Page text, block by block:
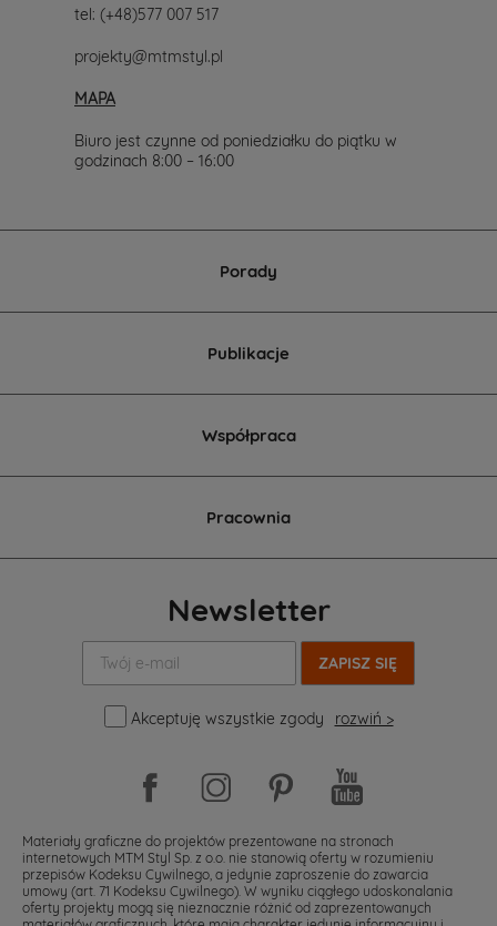
tel: (+48)577 007 517
projekty@mtmstyl.pl
MAPA
Biuro jest czynne od poniedziałku do piątku w
godzinach 8:00 – 16:00
Porady
Publikacje
Współpraca
Pracownia
Newsletter
mail:
Akceptuję wszystkie zgody
rozwiń >
Materiały graficzne do projektów prezentowane na stronach
internetowych MTM Styl Sp. z o.o. nie stanowią oferty w rozumieniu
przepisów Kodeksu Cywilnego, a jedynie zaproszenie do zawarcia
umowy (art. 71 Kodeksu Cywilnego). W wyniku ciągłego udoskonalania
oferty projekty mogą się nieznacznie różnić od zaprezentowanych